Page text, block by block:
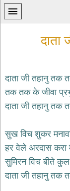
प्रथम
पन्ना
कृष्ण
भजन
krishna
bhajans
शिव
दाता
दाता जी तहानु तक
तक तक के जीवा
दाता जी तहानु तक
सुख विच शुकर
हर वेले अरदास करा
सुमिरन विच बीते
दाता जी तहानु तक